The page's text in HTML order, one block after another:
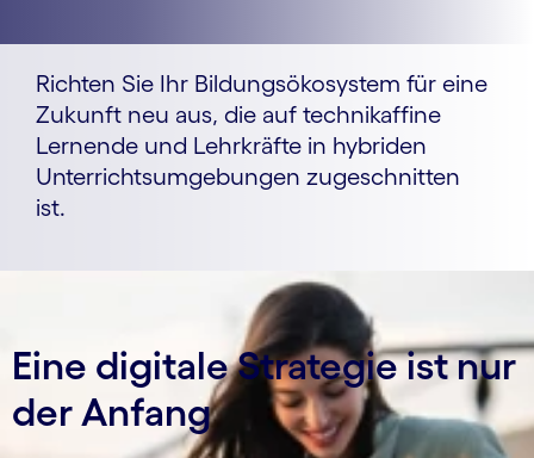
Richten Sie Ihr Bildungsökosystem für eine
Zukunft neu aus, die auf technikaffine
Lernende und Lehrkräfte in hybriden
Unterrichtsumgebungen zugeschnitten
ist.
Eine digitale Strategie ist nur
der Anfang